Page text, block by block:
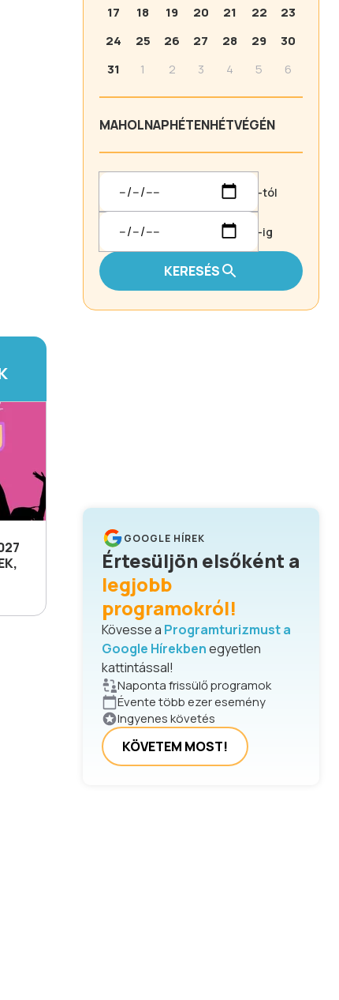
17
18 19 20 21 22
23
24
25 26 27 28 29
30
31
1 2 3 4 5 6
MAHOLNAPHÉTENHÉTVÉGÉN
-tól
-ig
KERESÉS
GOOGLE HÍREK
Értesüljön elsőként a
legjobb
programokról!
Kövesse a Programturizmust a
Google Hírekbenegyetlen
kattintással!
Naponta frissülő programok
Évente több ezer esemény
Ingyenes követés
KÖVETEM MOST!